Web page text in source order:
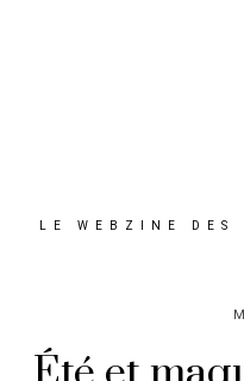
LE WEBZINE DES